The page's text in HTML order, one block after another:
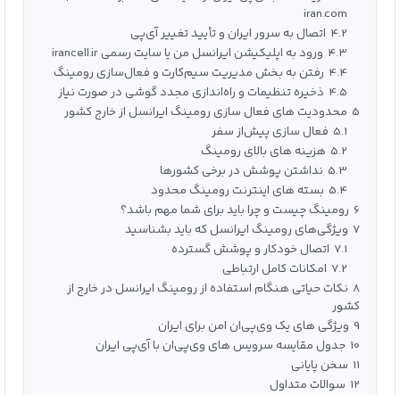
iran.com
4.2 اتصال به سرور ایران و تأیید تغییر آی‌پی
4.3 ورود به اپلیکیشن ایرانسل من یا سایت رسمی irancell.ir
4.4 رفتن به بخش مدیریت سیم‌کارت و فعال‌سازی رومینگ
4.5 ذخیره تنظیمات و راه‌اندازی مجدد گوشی در صورت نیاز
5 محدودیت‌ های فعال‌ سازی رومینگ ایرانسل از خارج کشور
5.1 فعال‌ سازی پیش‌از سفر
5.2 هزینه‌ های بالای رومینگ
5.3 نداشتن پوشش در برخی کشورها
5.4 بسته‌ های اینترنت رومینگ محدود
6 رومینگ چیست و چرا باید برای شما مهم باشد؟
7 ویژگی‌های رومینگ ایرانسل که باید بشناسید
7.1 اتصال خودکار و پوشش گسترده
7.2 امکانات کامل ارتباطی
8 نکات حیاتی هنگام استفاده از رومینگ ایرانسل در خارج از
کشور
9 ویژگی‌ های یک وی‌پی‌ان امن برای ایران
10 جدول مقایسه سرویس‌ های وی‌پی‌ان با آی‌پی ایران
11 سخن پایانی
12 سوالات متداول